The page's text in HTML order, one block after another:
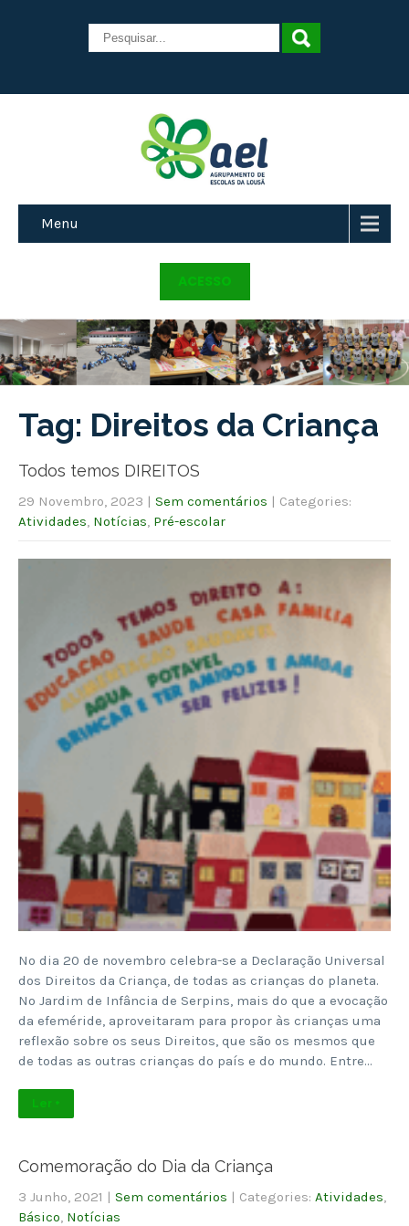
Menu
ACESSO
Tag: Direitos da Criança
Todos temos DIREITOS
29 Novembro, 2023 | Sem comentários | Categories:
Atividades Notícias Pré-escolar
No dia 20 de novembro celebra-se a Declaração Universal
dos Direitos da Criança, de todas as crianças do planeta.
No Jardim de Infância de Serpins, mais do que a evocação
da efeméride, aproveitaram para propor às crianças uma
reflexão sobre os seus Direitos, que são os mesmos que
de todas as outras crianças do país e do mundo. Entre…
Ler +
Comemoração do Dia da Criança
3 Junho, 2021 | Sem comentários | Categories: Atividades
Básico Notícias